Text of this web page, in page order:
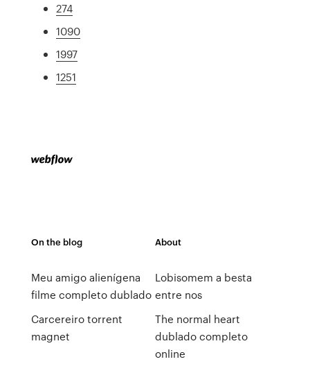
274
1090
1997
1251
On the blog
Meu amigo alienígena
filme completo dublado
Carcereiro torrent
magnet
About
Lobisomem a besta
entre nos
The normal heart
dublado completo
online